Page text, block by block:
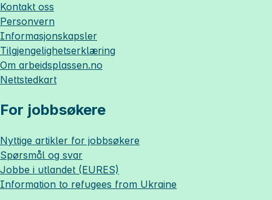
Kontakt oss
Personvern
Informasjonskapsler
Tilgjengelighetserklæring
Om arbeidsplassen.no
Nettstedkart
For jobbsøkere
Nyttige artikler for jobbsøkere
Spørsmål og svar
Jobbe i utlandet (EURES)
Information to refugees from Ukraine